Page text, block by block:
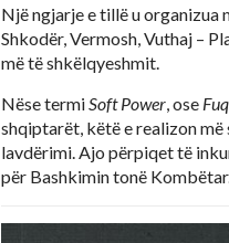
Një ngjarje e tillë u organizua
Shkodër, Vermosh, Vuthaj –
më të shkëlqyeshmit.
Nëse termiSoft Power, ose
shqiptarët, këtë e realizon më
lavdërimi. Ajo përpiqet të
për Bashkimin tonë